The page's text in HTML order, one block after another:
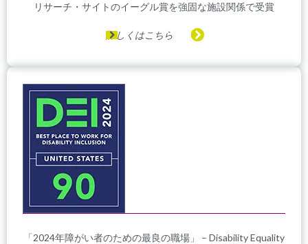
リサーチ・サイトのイーグル賞を強固な施設関係で受賞
詳しくはこちら
「2024年障がい者のための最良の職場」 – Disability Equality